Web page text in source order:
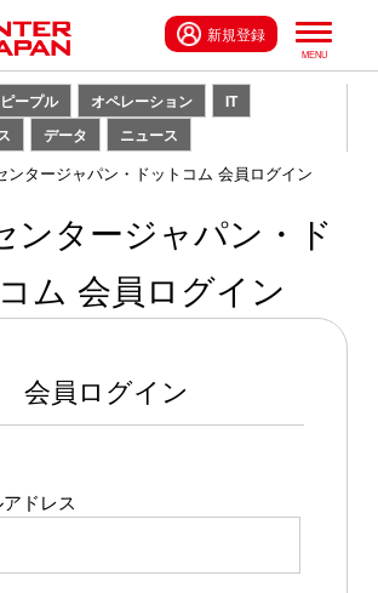
新規登録
ピープル オペレーション
IT
データ ニュース
ンタージャパン・ドットコム 会員ログイン
ンタージャパン・ド
ム 会員ログイン
会員ログイン
ドレス